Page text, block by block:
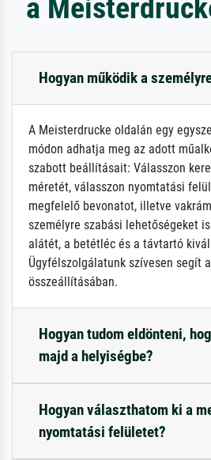
a
Hogyan működik a
A Meisterdrucke oldalán egy
módon adhatja meg az adott
szabott beállításait: Válasszon
méretét, válasszon nyomtatási
megfelelő bevonatot, illetve
személyre szabási lehetőségeket
alátét, a betétléc és a távtartó
Ügyfélszolgálatunk szívesen segít
összeállításában.
Hogyan tudom eldönteni,
majd a helyiségbe?
Hogyan választhatom ki a
nyomtatási felületet?